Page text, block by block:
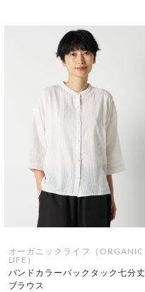
オーガニックライフ（ORGANIC
LIFE）
バンドカラーバックタック七分丈
ブラウス